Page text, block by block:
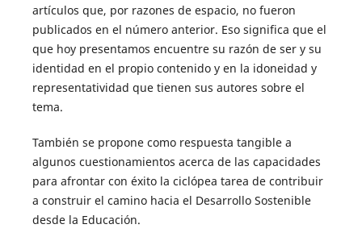
artículos que, por razones de espacio, no fueron
publicados en el número anterior. Eso significa que el
que hoy presentamos encuentre su razón de ser y su
identidad en el propio contenido y en la idoneidad y
representatividad que tienen sus autores sobre el
tema.
También se propone como respuesta tangible a
algunos cuestionamientos acerca de las capacidades
para afrontar con éxito la ciclópea tarea de contribuir
a construir el camino hacia el Desarrollo Sostenible
desde la Educación.